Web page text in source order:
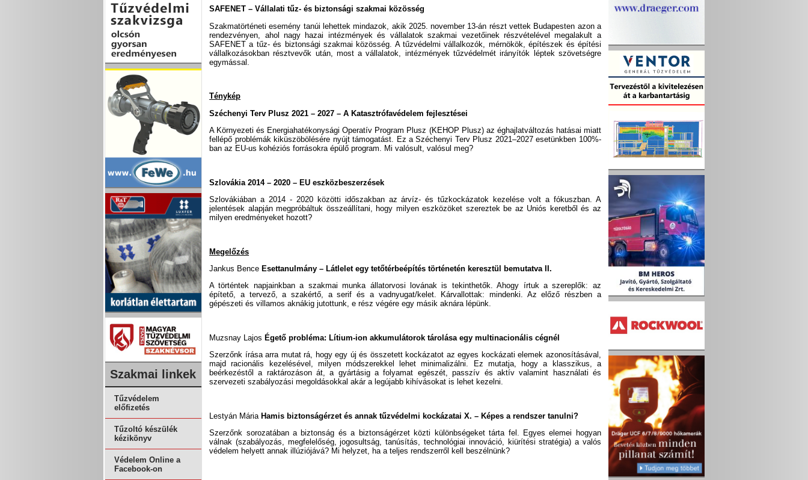
Szakmai linkek
Tűzvédelem
előfizetés
Tűzoltó készülék
kézikönyv
Védelem Online a
Facebook-on
SAFENET – Vállalati tűz- és biztonsági szakmai közösség
Szakmatörténeti esemény tanúi lehettek mindazok, akik 2025. november 13-án részt vettek Budapesten azon a
rendezvényen, ahol nagy hazai intézmények és vállalatok szakmai vezetőinek részvételével megalakult a
SAFENET a tűz- és biztonsági szakmai közösség. A tűzvédelmi vállalkozók, mérnökök, építészek és építési
vállalkozásokban résztvevők után, most a vállalatok, intézmények tűzvédelmét irányítók léptek szövetségre
egymással.
Ténykép
Széchenyi Terv Plusz 2021 – 2027 – A Katasztrófavédelem fejlesztései
A Környezeti és Energiahatékonysági Operatív Program Plusz (KEHOP Plusz) az éghajlatváltozás hatásai miatt
fellépő problémák kiküszöbölésére nyújt támogatást. Ez a Széchenyi Terv Plusz 2021–2027 esetünkben 100%-
ban az EU-us kohéziós forrásokra épülő program. Mi valósult, valósul meg?
Szlovákia 2014 – 2020 – EU eszközbeszerzések
Szlovákiában a 2014 - 2020 közötti időszakban az árvíz- és tűzkockázatok kezelése volt a fókuszban. A
jelentések alapján megpróbáltuk összeállítani, hogy milyen eszközöket szereztek be az Uniós keretből és az
milyen eredményeket hozott?
Megelőzés
Jankus Bence Esettanulmány – Látlelet egy tetőtérbeépítés történetén keresztül bemutatva II.
A történtek napjainkban a szakmai munka állatorvosi lovának is tekinthetők. Ahogy írtuk a szereplők: az
építető, a tervező, a szakértő, a serif és a vadnyugat/kelet. Kárvallottak: mindenki. Az előző részben a
gépészeti és villamos aknákig jutottunk, e rész végére egy másik aknára lépünk.
Muzsnay Lajos Égető probléma: Lítium-ion akkumulátorok tárolása egy multinacionális cégnél
Szerzőnk írása arra mutat rá, hogy egy új és összetett kockázatot az egyes kockázati elemek azonosításával,
majd racionális kezelésével, milyen módszerekkel lehet minimalizálni. Ez mutatja, hogy a klasszikus, a
beérkezéstől a raktározáson át, a gyártásig a folyamat egészét, passzív és aktív valamint használati és
szervezeti szabályozási megoldásokkal akár a legújabb kihívásokat is lehet kezelni.
Lestyán MáriaHamis biztonságérzet és annak tűzvédelmi kockázatai X. – Képes a rendszer tanulni?
Szerzőnk sorozatában a biztonság és a biztonságérzet közti különbségeket tárta fel. Egyes elemei hogyan
válnak (szabályozás, megfelelőség, jogosultság, tanúsítás, technológiai innováció, kiürítési stratégia) a valós
védelem helyett annak illúziójává? Mi helyzet, ha a teljes rendszerről kell beszélnünk?